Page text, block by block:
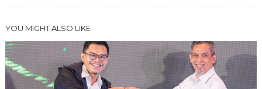
YOU MIGHT ALSO LIKE